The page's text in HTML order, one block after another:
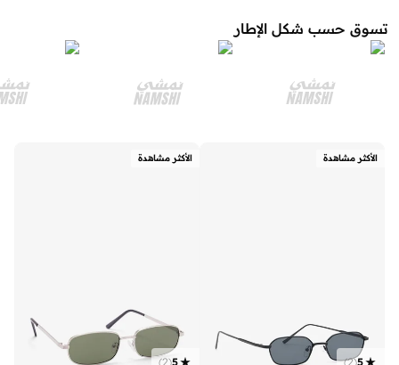
تسوق حسب شكل الإطار
الأكثر مشاهدة
5
(
2
)
الأكثر مشاهدة
5
(
2
)